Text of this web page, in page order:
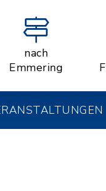
nach
Emmering